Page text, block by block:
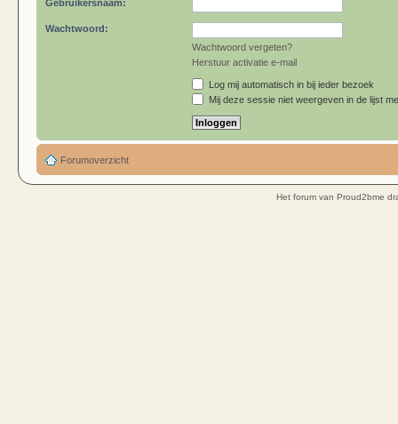
Gebruikersnaam:
Wachtwoord:
Wachtwoord vergeten?
Herstuur activatie e-mail
Log mij automatisch in bij ieder bezoek
Mij deze sessie niet weergeven in de lijst
Forumoverzicht
Het forum van Proud2bme